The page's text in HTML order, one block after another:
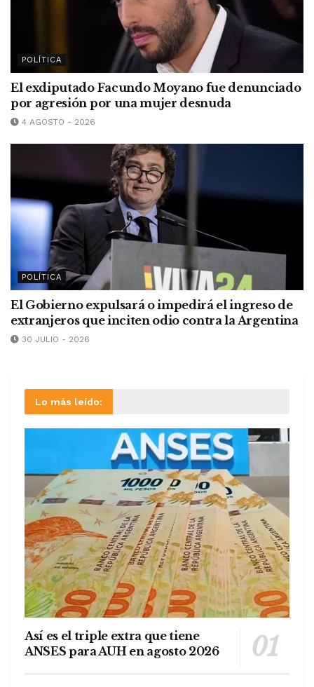
POLÍTICA
El exdiputado Facundo Moyano fue denunciado
por agresión por una mujer desnuda
4 AGOSTO - 2026
POLÍTICA
El Gobierno expulsará o impedirá el ingreso de
extranjeros que inciten odio contra la Argentina
30 JULIO - 2026
Lo más leído:
Así es el triple extra que tiene
ANSES para AUH en agosto 2026